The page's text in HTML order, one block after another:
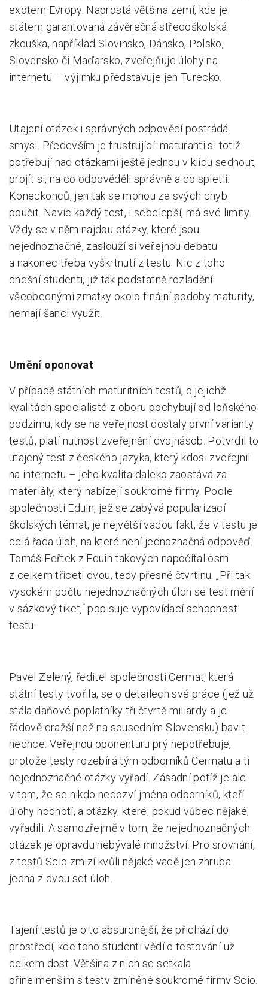
exotem Evropy. Naprostá většina zemí, kde je
státem garantovaná závěrečná středoškolská
zkouška, například Slovinsko, Dánsko, Polsko,
Slovensko či Maďarsko, zveřejňuje úlohy na
internetu – výjimku představuje jen Turecko.
Utajení otázek i správných odpovědí postrádá
smysl. Především je frustrující: maturanti si totiž
potřebují nad otázkami ještě jednou v klidu sednout,
projít si, na co odpověděli správně a co spletli.
Koneckonců, jen tak se mohou ze svých chyb
poučit. Navíc každý test, i sebelepší, má své limity.
Vždy se v něm najdou otázky, které jsou
nejednoznačné, zaslouží si veřejnou debatu
a nakonec třeba vyškrtnutí z testu. Nic z toho
dnešní studenti, již tak podstatně rozladění
všeobecnými zmatky okolo finální podoby maturity,
nemají šanci využít.
Umění oponovat
V případě státních maturitních testů, o jejichž
kvalitách specialisté z oboru pochybují od loňského
podzimu, kdy se na veřejnost dostaly první varianty
testů, platí nutnost zveřejnění dvojnásob. Potvrdil to
utajený test z českého jazyka, který kdosi zveřejnil
na internetu – jeho kvalita daleko zaostává za
materiály, který nabízejí soukromé firmy. Podle
společnosti Eduin, jež se zabývá popularizací
školských témat, je největší vadou fakt, že v testu je
celá řada úloh, na které není jednoznačná odpověď.
Tomáš Feřtek z Eduin takových napočítal osm
z celkem třiceti dvou, tedy přesně čtvrtinu. „Při tak
vysokém počtu nejednoznačných úloh se test mění
v sázkový tiket,“ popisuje vypovídací schopnost
testu.
Pavel Zelený, ředitel společnosti Cermat, která
státní testy tvořila, se o detailech své práce (jež už
stála daňové poplatníky tři čtvrtě miliardy a je
řádově dražší než na sousedním Slovensku) bavit
nechce. Veřejnou oponenturu prý nepotřebuje,
protože testy rozebírá tým odborníků Cermatu a ti
nejednoznačné otázky vyřadí. Zásadní potíž je ale
v tom, že se nikdo nedozví jména odborníků, kteří
úlohy hodnotí, a otázky, které, pokud vůbec nějaké,
vyřadili. A samozřejmě v tom, že nejednoznačných
otázek je opravdu nebývalé množství. Pro srovnání,
z testů Scio zmizí kvůli nějaké vadě jen zhruba
jedna z dvou set úloh.
Tajení testů je o to absurdnější, že přichází do
prostředí, kde toho studenti vědí o testování už
celkem dost. Většina z nich se setkala
přinejmenším s testy zmíněné soukromé firmy Scio.